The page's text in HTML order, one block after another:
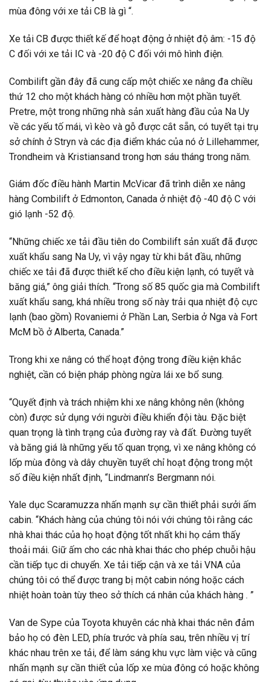
mùa đông với xe tải CB là gì “.
Xe tải CB được thiết kế để hoạt động ở nhiệt độ âm: -15 độ
C đối với xe tải IC và -20 độ C đối với mô hình điện.
Combilift gần đây đã cung cấp một chiếc xe nâng đa chiều
thứ 12 cho một khách hàng có nhiều hơn một phần tuyết.
Pretre, một trong những nhà sản xuất hàng đầu của Na Uy
về các yếu tố mái, vì kèo và gỗ được cắt sẵn, có tuyết tại trụ
sở chính ở Stryn và các địa điểm khác của nó ở Lillehammer,
Trondheim và Kristiansand trong hơn sáu tháng trong năm.
Giám đốc điều hành Martin McVicar đã trình diễn xe nâng
hàng Combilift ở Edmonton, Canada ở nhiệt độ -40 độ C với
gió lạnh -52 độ.
“Những chiếc xe tải đầu tiên do Combilift sản xuất đã được
xuất khẩu sang Na Uy, vì vậy ngay từ khi bắt đầu, những
chiếc xe tải đã được thiết kế cho điều kiện lạnh, có tuyết và
băng giá,” ông giải thích. “Trong số 85 quốc gia mà Combilift
xuất khẩu sang, khá nhiều trong số này trải qua nhiệt độ cực
lạnh (bao gồm) Rovaniemi ở Phần Lan, Serbia ở Nga và Fort
McM bồ ở Alberta, Canada.”
Trong khi xe nâng có thể hoạt động trong điều kiện khắc
nghiệt, cần có biện pháp phòng ngừa lái xe bổ sung.
“Quyết định và trách nhiệm khi xe nâng không nên (không
còn) được sử dụng với người điều khiển đội tàu. Đặc biệt
quan trọng là tình trạng của đường ray và đất. Đường tuyết
và băng giá là những yếu tố quan trọng, vì xe nâng không có
lốp mùa đông và dây chuyền tuyết chỉ hoạt động trong một
số điều kiện nhất định, “Lindmann’s Bergmann nói.
Yale dục Scaramuzza nhấn mạnh sự cần thiết phải sưởi ấm
cabin. “Khách hàng của chúng tôi nói với chúng tôi rằng các
nhà khai thác của họ hoạt động tốt nhất khi họ cảm thấy
thoải mái. Giữ ấm cho các nhà khai thác cho phép chuỗi hậu
cần tiếp tục di chuyển. Xe tải tiếp cận và xe tải VNA của
chúng tôi có thể được trang bị một cabin nóng hoặc cách
nhiệt hoàn toàn tùy theo sở thích cá nhân của khách hàng . ”
Van de Sype của Toyota khuyên các nhà khai thác nên đảm
bảo họ có đèn LED, phía trước và phía sau, trên nhiều vị trí
khác nhau trên xe tải, để làm sáng khu vực làm việc và cũng
nhấn mạnh sự cần thiết của lốp xe mùa đông có hoặc không